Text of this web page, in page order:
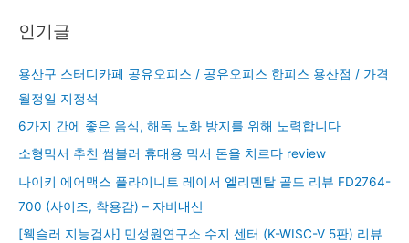
인기글
용산구 스터디카페 공유오피스 / 공유오피스 한피스 용산점 / 가격
월정일 지정석
6가지 간에 좋은 음식, 해독 노화 방지를 위해 노력합니다
소형믹서 추천 썸블러 휴대용 믹서 돈을 치르다 review
나이키 에어맥스 플라이니트 레이서 엘리멘탈 골드 리뷰 FD2764-
700 (사이즈, 착용감) – 자비내산
[웩슬러 지능검사] 민성원연구소 수지 센터 (K-WISC-V 5판) 리뷰